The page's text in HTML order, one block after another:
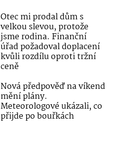
Otec mi prodal dům s
velkou slevou, protože
jsme rodina. Finanční
úřad požadoval doplacení
kvůli rozdílu oproti tržní
ceně
Nová předpověď na víkend
mění plány.
Meteorologové ukázali, co
přijde po bouřkách